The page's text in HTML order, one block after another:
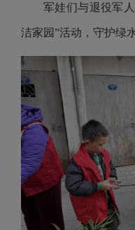
军娃们与退役军
洁家园”活动，守护绿